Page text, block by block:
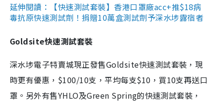
延伸閱讀：【快速測試套裝】香港口罩廠acc+推$18病
毒抗原快速測試劑！捐贈10萬盒測試劑予深水埗露宿者
Goldsite快速測試套裝
深水埗電子特賣城現正發售Goldsite快速測試套裝，現
時更有優惠，$100/10支，平均每支$10，買10支再送口
罩。另外有售YHLO及Green Spring的快速測試套裝，